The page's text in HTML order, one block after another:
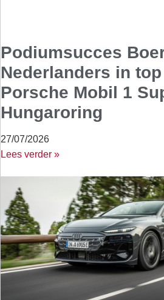
Podiumsucces
Nederlanders in
Porsche Mobil 1
Hungaroring
27/07/2026
Lees verder »